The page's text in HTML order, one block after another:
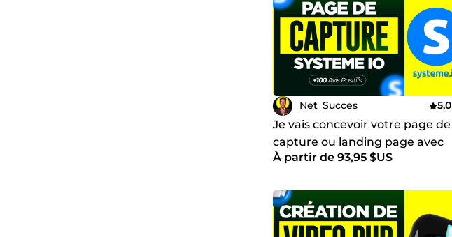
Net_Succes 5,0
Je vais concevoir votre page de
capture ou landing page avec
Systeme.io
À partir de 93,95 $US